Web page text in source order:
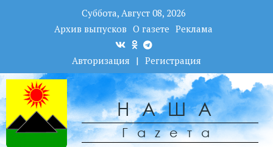
Суббота, Август 08, 2026
Архив выпусков О газете Реклама
Авторизация | Регистрация
НАША
Гаzета